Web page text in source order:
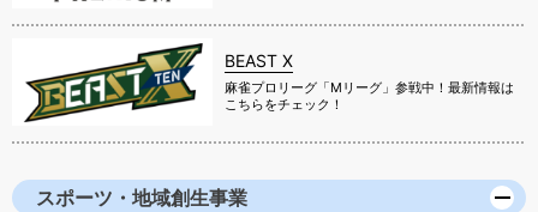
BEAST X
麻雀プロリーグ「Mリーグ」参戦中！最新情報は
こちらをチェック！
スポーツ・地域創生事業